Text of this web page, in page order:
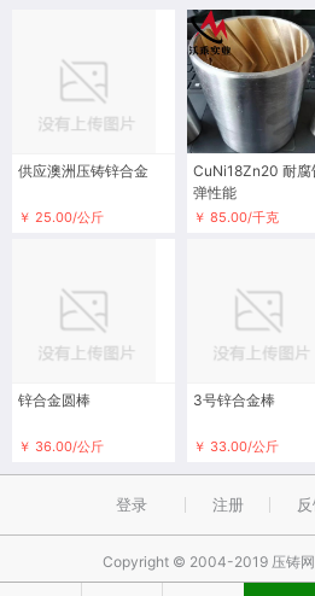
供应澳洲压铸锌合金
￥ 25.00/公斤
CuNi18Zn20 耐腐
弹性能
￥ 85.00/千克
锌合金圆棒
￥ 36.00/公斤
3号锌合金棒
￥ 33.00/公斤
登录 注册
Copyright © 2004-2019 压铸网